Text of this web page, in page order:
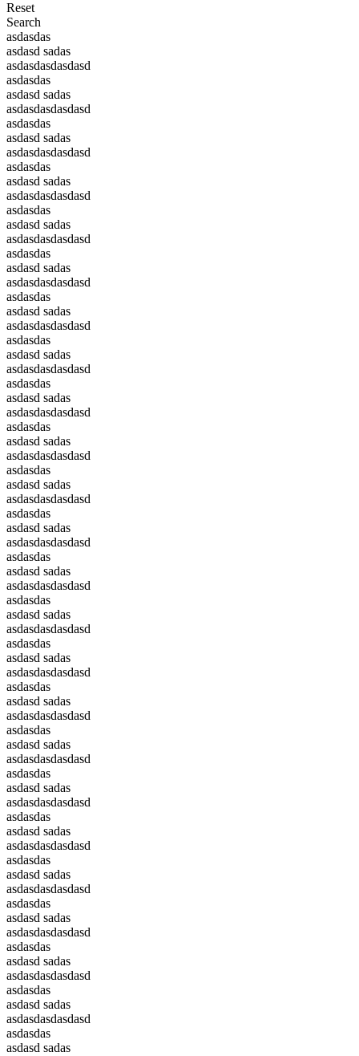
Reset
Search
asdasdas
asdasd sadas
asdasdasdasdasd
asdasdas
asdasd sadas
asdasdasdasdasd
asdasdas
asdasd sadas
asdasdasdasdasd
asdasdas
asdasd sadas
asdasdasdasdasd
asdasdas
asdasd sadas
asdasdasdasdasd
asdasdas
asdasd sadas
asdasdasdasdasd
asdasdas
asdasd sadas
asdasdasdasdasd
asdasdas
asdasd sadas
asdasdasdasdasd
asdasdas
asdasd sadas
asdasdasdasdasd
asdasdas
asdasd sadas
asdasdasdasdasd
asdasdas
asdasd sadas
asdasdasdasdasd
asdasdas
asdasd sadas
asdasdasdasdasd
asdasdas
asdasd sadas
asdasdasdasdasd
asdasdas
asdasd sadas
asdasdasdasdasd
asdasdas
asdasd sadas
asdasdasdasdasd
asdasdas
asdasd sadas
asdasdasdasdasd
asdasdas
asdasd sadas
asdasdasdasdasd
asdasdas
asdasd sadas
asdasdasdasdasd
asdasdas
asdasd sadas
asdasdasdasdasd
asdasdas
asdasd sadas
asdasdasdasdasd
asdasdas
asdasd sadas
asdasdasdasdasd
asdasdas
asdasd sadas
asdasdasdasdasd
asdasdas
asdasd sadas
asdasdasdasdasd
asdasdas
asdasd sadas